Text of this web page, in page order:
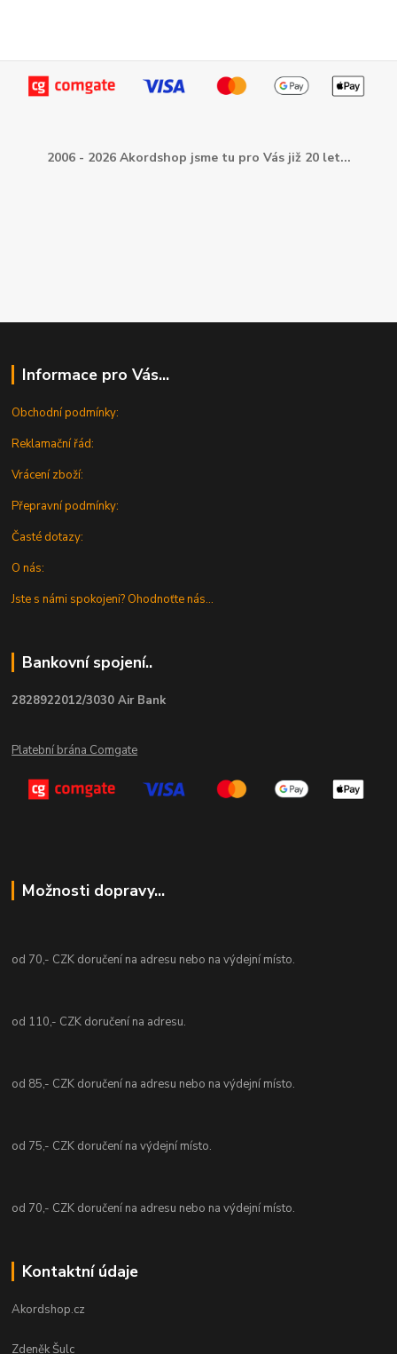
2006 - 2026 Akordshop jsme tu pro Vás již 20 let...
Informace pro Vás...
Obchodní podmínky:
Reklamační řád:
Vrácení zboží:
Přepravní podmínky:
Časté dotazy:
O nás:
Jste s námi spokojeni? Ohodnoťte nás...
Bankovní spojení..
2828922012/3030 Air Bank
Platební brána Comgate
Možnosti dopravy...
od 70,- CZK doručení na adresu nebo na výdejní místo.
od 110,- CZK doručení na adresu.
od 85,- CZK doručení na adresu nebo na výdejní místo.
od 75,- CZK doručení na výdejní místo.
od 70,- CZK doručení na adresu nebo na výdejní místo.
Kontaktní údaje
Akordshop.cz
Zdeněk Šulc